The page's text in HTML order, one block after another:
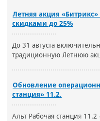
Летняя акция
скидками до 25%
До 31 августа
традиционную Летнюю
Обновление
станция» 11.2.
Альт Рабочая станция